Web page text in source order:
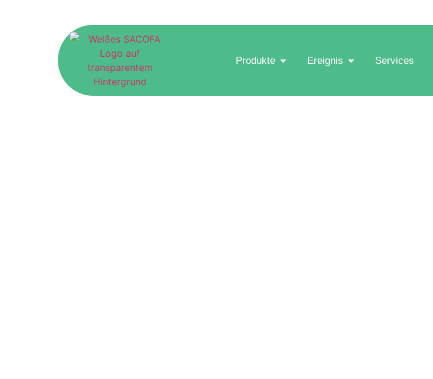
Produkte Ereignis Services